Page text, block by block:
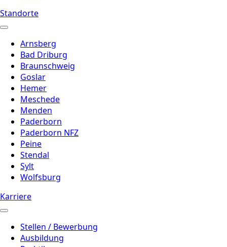
Standorte
Arnsberg
Bad Driburg
Braunschweig
Goslar
Hemer
Meschede
Menden
Paderborn
Paderborn NFZ
Peine
Stendal
Sylt
Wolfsburg
Karriere
Stellen / Bewerbung
Ausbildung